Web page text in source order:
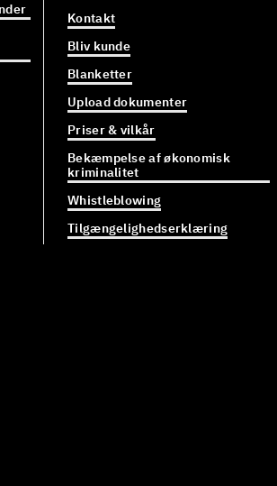
Kontakt
Bliv kunde
Blanketter
Upload dokumenter
Priser & vilkår
Bekæmpelse af økonomisk
kriminalitet
Whistleblowing
Tilgængelighedserklæring